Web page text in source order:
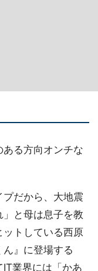
ある方向オンチな
だから、大地震
と母は息子を教
トしている西原
』に登場する
IT業界には「かあ